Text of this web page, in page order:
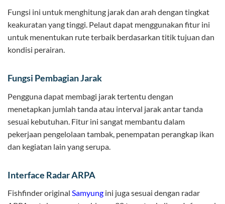
Fungsi ini untuk menghitung jarak dan arah dengan tingkat
keakuratan yang tinggi. Pelaut dapat menggunakan fitur ini
untuk menentukan rute terbaik berdasarkan titik tujuan dan
kondisi perairan.
Fungsi Pembagian Jarak
Pengguna dapat membagi jarak tertentu dengan
menetapkan jumlah tanda atau interval jarak antar tanda
sesuai kebutuhan. Fitur ini sangat membantu dalam
pekerjaan pengelolaan tambak, penempatan perangkap ikan
dan kegiatan lain yang serupa.
Interface Radar ARPA
Fishfinder original Samyung ini juga sesuai dengan radar